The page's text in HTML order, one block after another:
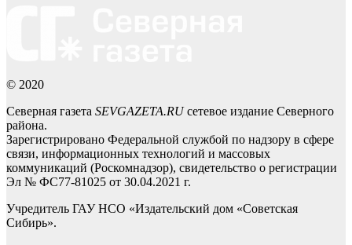
© 2020
Северная газета SEVGAZETA.RUсетевое издание Северного
района.
Зарегистрировано Федеральной службой по надзору в сфере
связи, информационных технологий и массовых
коммуникаций (Роскомнадзор), свидетельство о регистрации
Эл № ФС77-81025 от 30.04.2021 г.
Учредитель ГАУ НСО «Издательский дом «Советская
Сибирь».